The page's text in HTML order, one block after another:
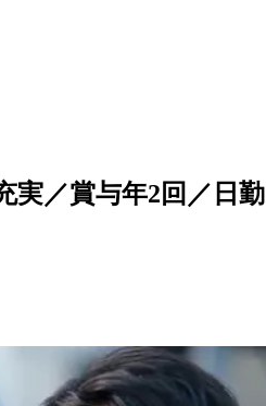
実／賞与年2回／日